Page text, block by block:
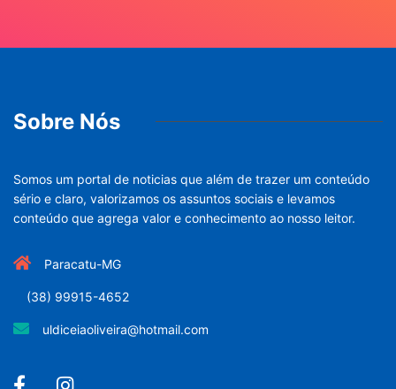
Sobre Nós
Somos um portal de noticias que além de trazer um conteúdo
sério e claro, valorizamos os assuntos sociais e levamos
conteúdo que agrega valor e conhecimento ao nosso leitor.
Paracatu-MG
(38) 99915-4652
uldiceiaoliveira@hotmail.com